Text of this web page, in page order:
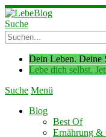
Suche
Dein Leben. Deine
Lebe dich selbst.
Suche Menü
Blog
Best Of
Ernährung &